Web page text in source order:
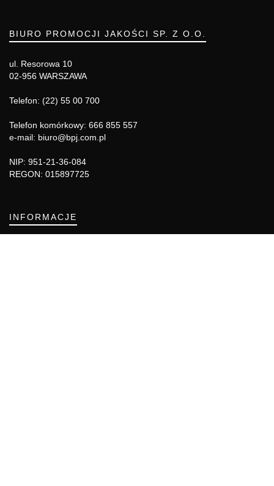
BIURO PROMOCJI JAKOŚCI SP. Z O.O.
ul. Resorowa 10
02-956 WARSZAWA
Telefon: (22) 55 00 700
Telefon komórkowy: 666 855 557
e-mail: biuro@bpj.com.pl
NIP: 951-21-36-084
REGON: 015897725
INFORMACJE